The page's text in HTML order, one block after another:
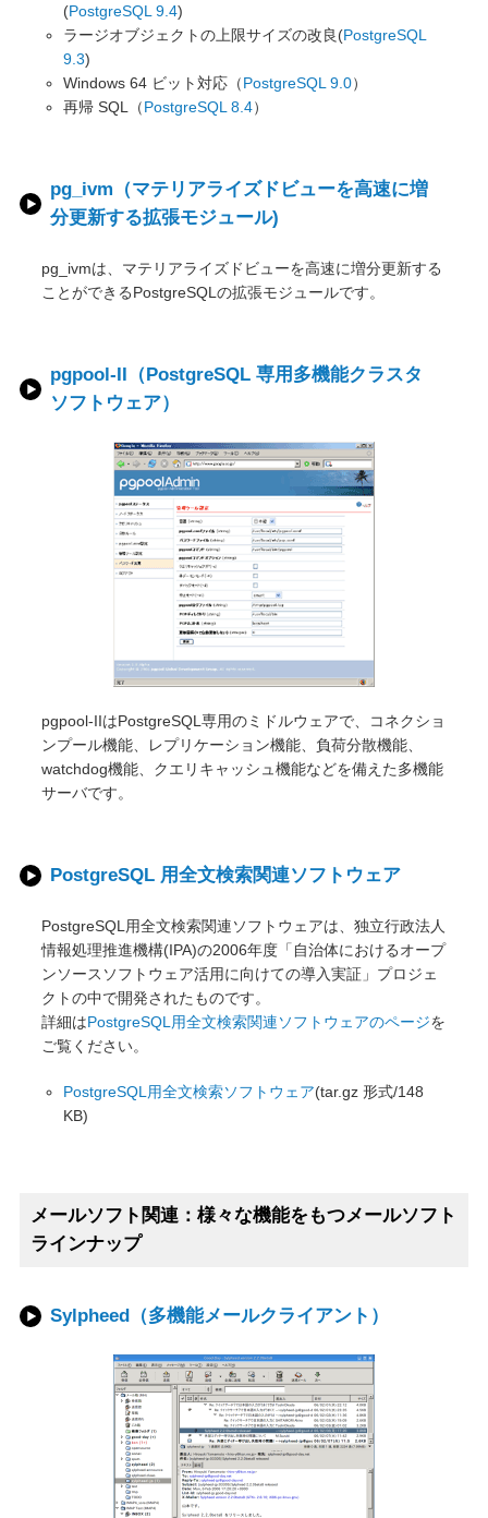
(PostgreSQL 9.4)
ラージオブジェクトの上限サイズの改良(PostgreSQL
9.3)
Windows 64 ビット対応（PostgreSQL 9.0）
再帰 SQL（PostgreSQL 8.4）
pg_ivm（マテリアライズドビューを高速に増
分更新する拡張モジュール)
pg_ivmは、マテリアライズドビューを高速に増分更新する
ことができるPostgreSQLの拡張モジュールです。
pgpool-II（PostgreSQL 専用多機能クラスタ
ソフトウェア）
pgpool-IIはPostgreSQL専用のミドルウェアで、コネクショ
ンプール機能、レプリケーション機能、負荷分散機能、
watchdog機能、クエリキャッシュ機能などを備えた多機能
サーバです。
PostgreSQL 用全文検索関連ソフトウェア
PostgreSQL用全文検索関連ソフトウェアは、独立行政法人
情報処理推進機構(IPA)の2006年度「自治体におけるオープ
ンソースソフトウェア活用に向けての導入実証」プロジェ
クトの中で開発されたものです。
詳細はPostgreSQL用全文検索関連ソフトウェアのページを
ご覧ください。
PostgreSQL用全文検索ソフトウェア(tar.gz 形式/148
KB)
メールソフト関連：様々な機能をもつメールソフト
ラインナップ
Sylpheed（多機能メールクライアント）